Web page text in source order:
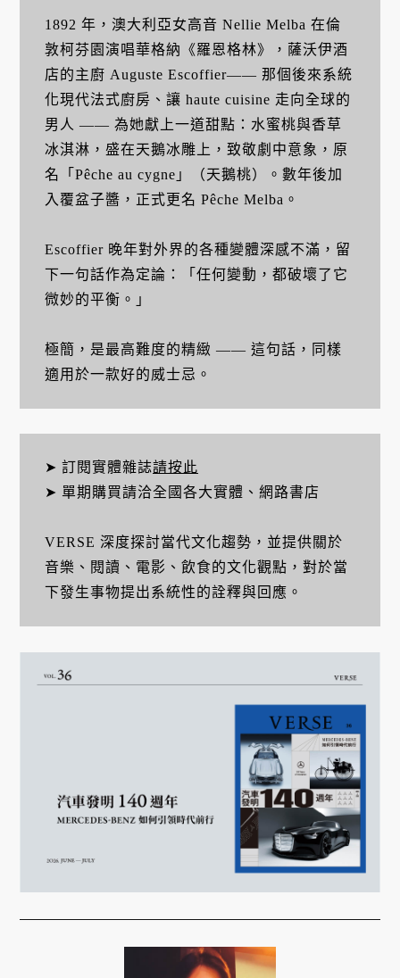
1892 年，澳大利亞女高音 Nellie Melba 在倫
敦柯芬園演唱華格納《羅恩格林》，薩沃伊酒
店的主廚 Auguste Escoffier—— 那個後來系統
化現代法式廚房、讓 haute cuisine 走向全球的
男人 —— 為她獻上一道甜點：水蜜桃與香草
冰淇淋，盛在天鵝冰雕上，致敬劇中意象，原
名「Pêche au cygne」（天鵝桃）。數年後加
入覆盆子醬，正式更名 Pêche Melba。
Escoffier 晚年對外界的各種變體深感不滿，留
下一句話作為定論：「任何變動，都破壞了它
微妙的平衡。」
極簡，是最高難度的精緻 —— 這句話，同樣
適用於一款好的威士忌。
➤ 訂閱實體雜誌請按此
➤ 單期購買請洽全國各大實體、網路書店
VERSE 深度探討當代文化趨勢，並提供關於
音樂、閱讀、電影、飲食的文化觀點，對於當
下發生事物提出系統性的詮釋與回應。